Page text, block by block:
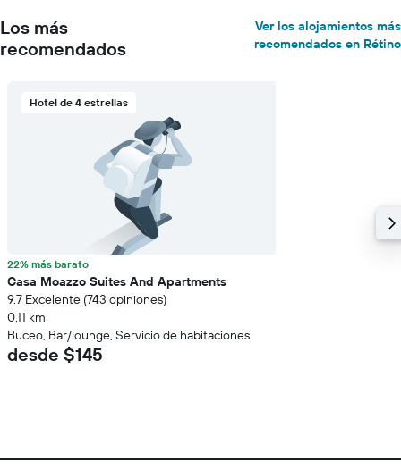
Los más
recomendados
Ver los alojamientos más
recomendados en Rétino
Hotel de 4 estrellas
22% más barato
Casa Moazzo Suites And Apartments
9.7 Excelente (743 opiniones)
0,11 km
Buceo, Bar/lounge, Servicio de habitaciones
desde $145